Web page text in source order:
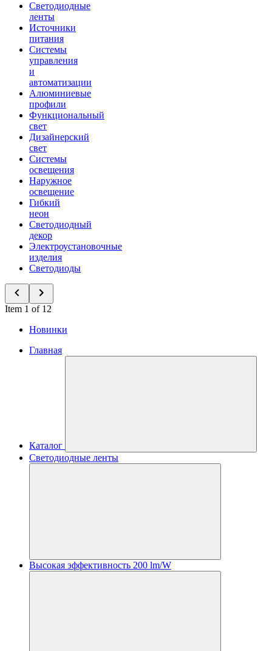
Светодиодные
ленты
Источники
питания
Системы
управления
и
автоматизации
Алюминиевые
профили
Функциональный
свет
Дизайнерский
свет
Системы
освещения
Наружное
освещение
Гибкий
неон
Светодиодный
декор
Электроустановочные
изделия
Светодиоды
Item 1 of 12
Новинки
Главная
Каталог
Светодиодные ленты
Высокая эффективность 200 lm/W